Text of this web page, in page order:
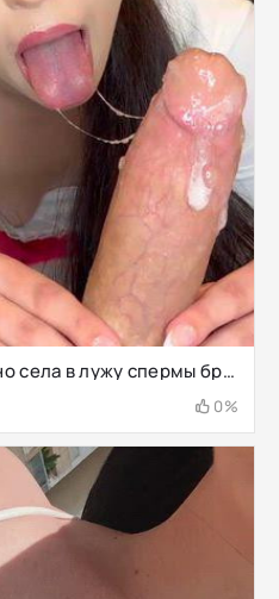
Сводная сестра случайно села в лужу спермы брата
0%